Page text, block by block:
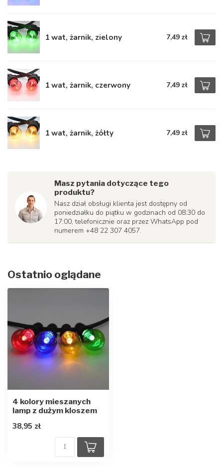
1 wat, żarnik, zielony 7,49 zł
1 wat, żarnik, czerwony 7,49 zł
1 wat, żarnik, żółty 7,49 zł
Masz pytania dotyczące tego
produktu?
Nasz dział obsługi klienta jest dostępny od
poniedziałku do piątku w godzinach od 08:30 do
17:00, telefonicznie oraz przez WhatsApp pod
numerem +48 22 307 4057.
Ostatnio oglądane
4 kolory mieszanych
lamp z dużym kloszem
38,95 zł